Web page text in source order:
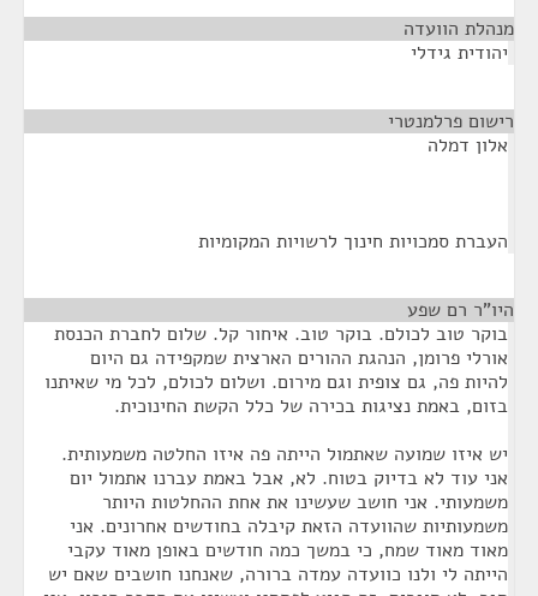
מנהלת הוועדה
יהודית גידלי
רישום פרלמנטרי
אלון דמלה
העברת סמכויות חינוך לרשויות המקומיות
היו"ר רם שפע
בוקר טוב לכולם. בוקר טוב. איחור קל. שלום לחברת הכנסת
אורלי פרומן, הנהגת ההורים הארצית שמקפידה גם היום
להיות פה, גם צופית וגם מירום. ושלום לכולם, לכל מי שאיתנו
בזום, באמת נציגות בכירה של כלל הקשת החינוכית.
יש איזו שמועה שאתמול הייתה פה איזו החלטה משמעותית.
אני עוד לא בדיוק בטוח. לא, אבל באמת עברנו אתמול יום
משמעותי. אני חושב שעשינו את אחת ההחלטות היותר
משמעותיות שהוועדה הזאת קיבלה בחודשים אחרונים. אני
מאוד מאוד שמח, כי במשך כמה חודשים באופן מאוד עקבי
הייתה לי ולנו כוועדה עמדה ברורה, שאנחנו חושבים שאם יש